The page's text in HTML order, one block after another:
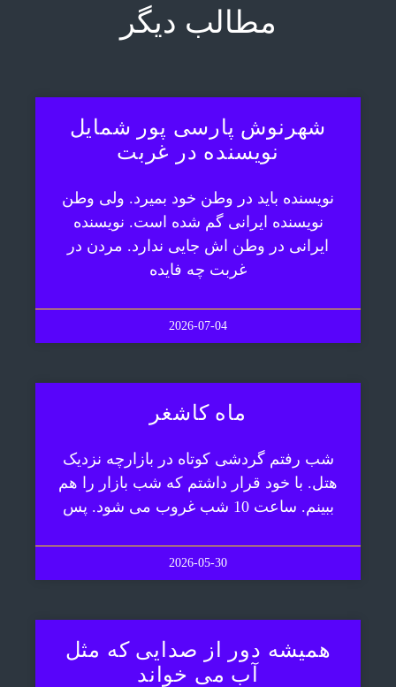
مطالب دیگر
شهرنوش پارسی پور شمایل
نویسنده در غربت
نویسنده باید در وطن خود بمیرد. ولی وطن
نویسنده ایرانی گم شده است. نویسنده
ایرانی در وطن اش جایی ندارد. مردن در
غربت چه فایده
2026-07-04
ماه کاشغر
شب رفتم گردشی کوتاه در بازارچه نزدیک
هتل. با خود قرار داشتم که شب بازار را هم
ببینم. ساعت 10 شب غروب می شود. پس
2026-05-30
همیشه دور از صدایی که مثل
آب می خواند